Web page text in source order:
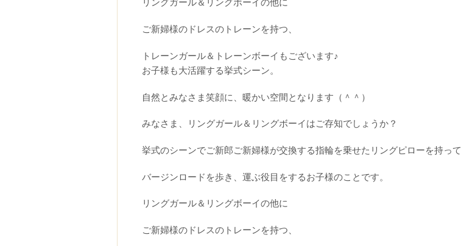
リングガール＆リングボーイの他に
ご新婦様のドレスのトレーンを持つ、
トレーンガール＆トレーンボーイもございます♪
お子様も大活躍する挙式シーン。
自然とみなさま笑顔に、暖かい空間となります（＾＾）
みなさま、リングガール＆リングボーイはご存知でしょうか？
挙式のシーンでご新郎ご新婦様が交換する指輪を乗せたリングピローを持って
バージンロードを歩き、運ぶ役目をするお子様のことです。
リングガール＆リングボーイの他に
ご新婦様のドレスのトレーンを持つ、